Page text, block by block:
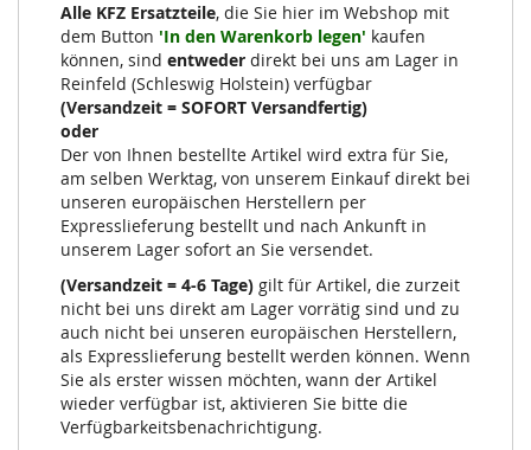
Alle KFZ Ersatzteile, die Sie hier im Webshop mit
dem Button 'In den Warenkorb legen' kaufen
können, sind entweder direkt bei uns am Lager in
Reinfeld (Schleswig Holstein) verfügbar
(Versandzeit = SOFORT Versandfertig)
oder
Der von Ihnen bestellte Artikel wird extra für Sie,
am selben Werktag, von unserem Einkauf direkt bei
unseren europäischen Herstellern per
Expresslieferung bestellt und nach Ankunft in
unserem Lager sofort an Sie versendet.
(Versandzeit = 4-6 Tage) gilt für Artikel, die zurzeit
nicht bei uns direkt am Lager vorrätig sind und zu
auch nicht bei unseren europäischen Herstellern,
als Expresslieferung bestellt werden können. Wenn
Sie als erster wissen möchten, wann der Artikel
wieder verfügbar ist, aktivieren Sie bitte die
Verfügbarkeitsbenachrichtigung.